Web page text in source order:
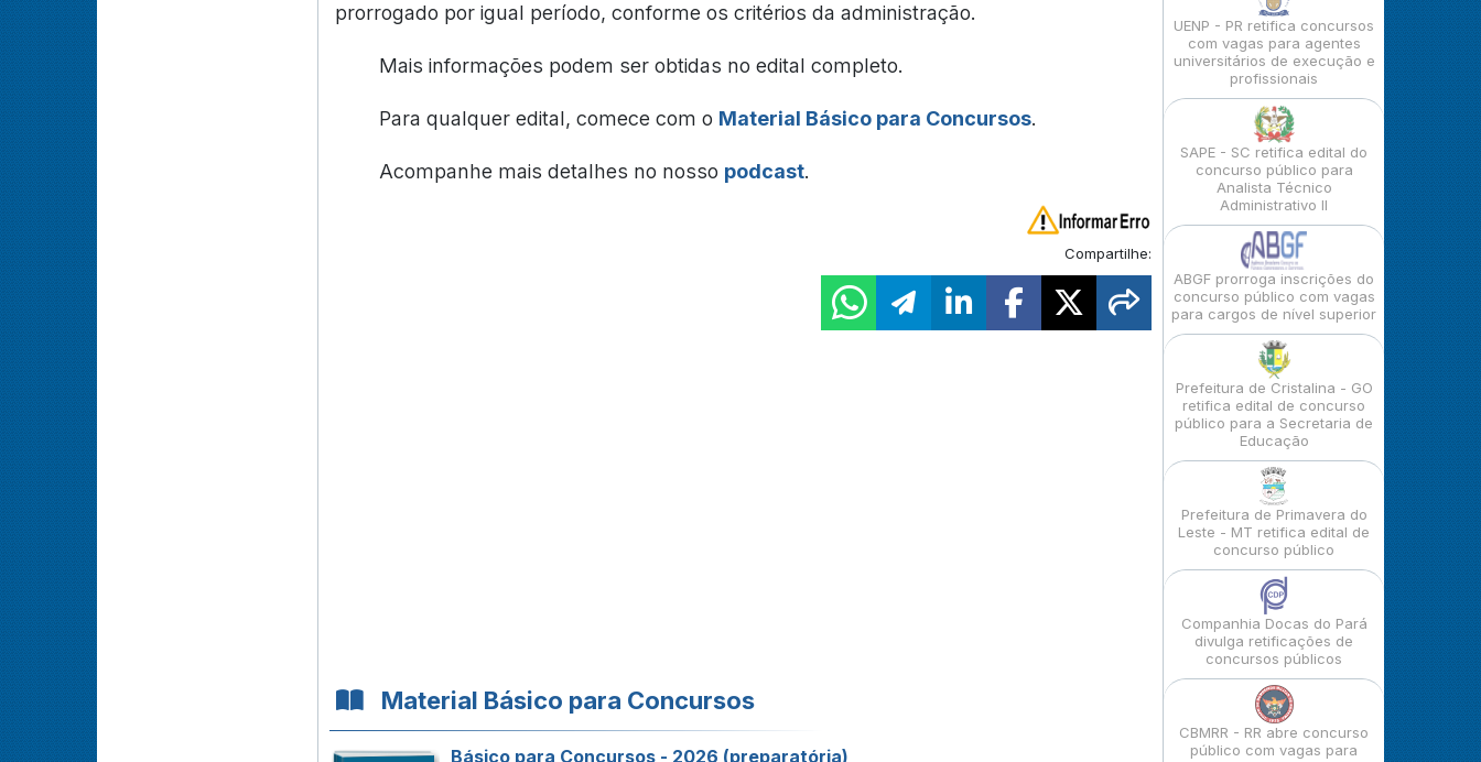
prorrogado por igual período, conforme os critérios da administração.
Mais informações podem ser obtidas no edital completo.
Para qualquer edital, comece com o Material Básico para Concursos.
Acompanhe mais detalhes no nosso podcast.
Compartilhe:
Material Básico para Concursos
Básico para Concursos - 2026 (preparatória)
UENP - PR retifica concursos
com vagas para agentes
universitários de execução e
profissionais
SAPE - SC retifica edital do
concurso público para
Analista Técnico
Administrativo II
ABGF prorroga inscrições do
concurso público com vagas
para cargos de nível superior
Prefeitura de Cristalina - GO
retifica edital de concurso
público para a Secretaria de
Educação
Prefeitura de Primavera do
Leste - MT retifica edital de
concurso público
Companhia Docas do Pará
divulga retificações de
concursos públicos
CBMRR - RR abre concurso
público com vagas para